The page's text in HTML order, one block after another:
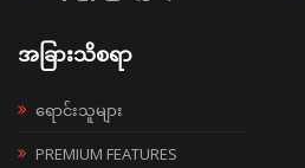
အခြားသိစရာ
ရောင်းသူများ
PREMIUM FEATURES